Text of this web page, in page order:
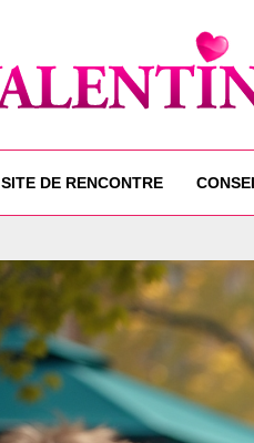
SITE DE RENCONTRE